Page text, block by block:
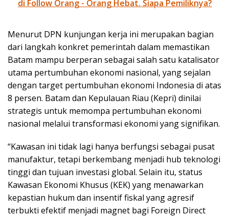
di Follow Orang - Orang Hebat. Siapa Pemiliknya?
Menurut DPN kunjungan kerja ini merupakan bagian
dari langkah konkret pemerintah dalam memastikan
Batam mampu berperan sebagai salah satu katalisator
utama pertumbuhan ekonomi nasional, yang sejalan
dengan target pertumbuhan ekonomi Indonesia di atas
8 persen. Batam dan Kepulauan Riau (Kepri) dinilai
strategis untuk memompa pertumbuhan ekonomi
nasional melalui transformasi ekonomi yang signifikan.
“Kawasan ini tidak lagi hanya berfungsi sebagai pusat
manufaktur, tetapi berkembang menjadi hub teknologi
tinggi dan tujuan investasi global. Selain itu, status
Kawasan Ekonomi Khusus (KEK) yang menawarkan
kepastian hukum dan insentif fiskal yang agresif
terbukti efektif menjadi magnet bagi Foreign Direct